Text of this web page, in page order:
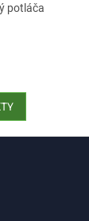
potláča